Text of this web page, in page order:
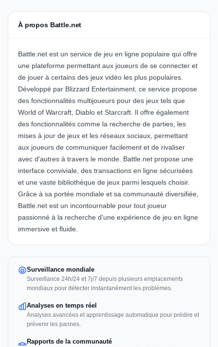
À propos Battle.net
Battle.net est un service de jeu en ligne populaire qui offre
une plateforme permettant aux joueurs de se connecter et
de jouer à certains des jeux vidéo les plus populaires.
Développé par Blizzard Entertainment, ce service propose
des fonctionnalités multijoueurs pour des jeux tels que
World of Warcraft, Diablo et Starcraft. Il offre également
des fonctionnalités comme la recherche de parties, les
mises à jour de jeux et les réseaux sociaux, permettant
aux joueurs de communiquer facilement et de rivaliser
avec d'autres à travers le monde. Battle.net propose une
interface conviviale, des transactions en ligne sécurisées
et une vaste bibliothèque de jeux parmi lesquels choisir.
Grâce à sa portée mondiale et sa communauté diversifiée,
Battle.net est un incontournable pour tout joueur
passionné à la recherche d'une expérience de jeu en ligne
immersive et fluide.
Surveillance mondiale
Surveillance 24h/24 et 7j/7 depuis plusieurs emplacements
mondiaux pour détecter instantanément les problèmes.
Analyses en temps réel
Analyses avancées et apprentissage automatique pour prédire et
prévenir les pannes.
Rapports de la communauté